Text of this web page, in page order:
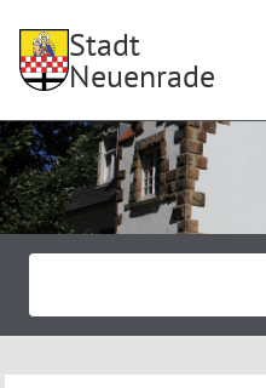
Stadt
Neuenrade